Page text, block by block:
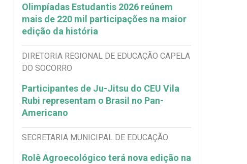
Olimpíadas Estudantis 2026 reúnem
mais de 220 mil participações na maior
edição da história
DIRETORIA REGIONAL DE EDUCAÇÃO CAPELA
DO SOCORRO
Participantes de Ju-Jitsu do CEU Vila
Rubi representam o Brasil no Pan-
Americano
SECRETARIA MUNICIPAL DE EDUCAÇÃO
Rolê Agroecológico terá nova edição na